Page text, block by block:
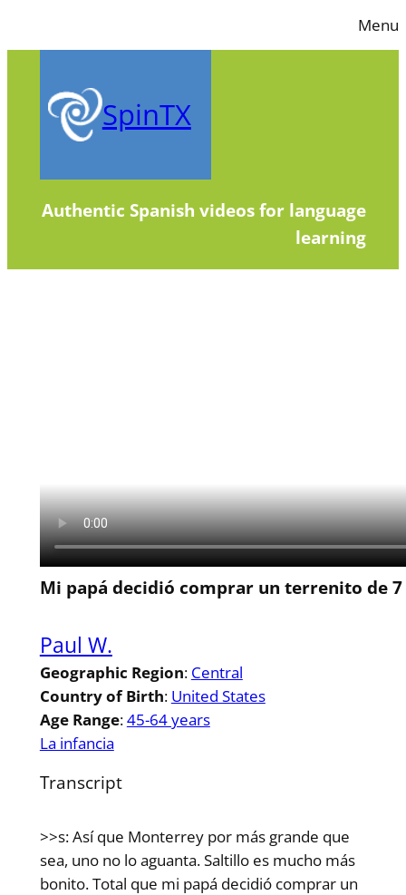
to
Menu
SpinTX
Authentic Spanish videos for language
learning
Mi papá decidió comprar un terrenito de 7
Paul W.
Geographic Region: Central
Country of Birth: United States
Age Range:45-64 years
La infancia
Transcript
>>s: Así que Monterrey por más grande que
sea, uno no lo aguanta. Saltillo es mucho más
bonito. Total que mi papá decidió comprar un